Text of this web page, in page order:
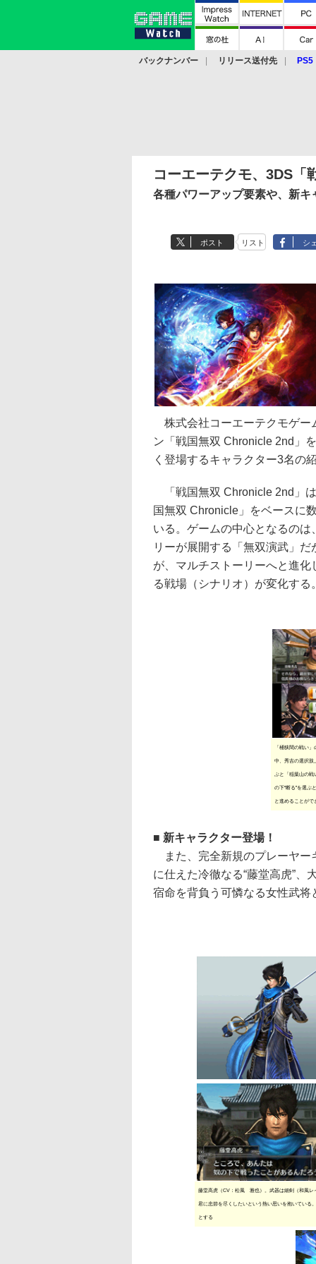
バックナンバー リリース送付先
PS5
コーエーテクモ、3DS
各種パワーアップ要素や、新キ
ポスト リスト シ
株式会社コーエーテクモゲー
ン「戦国無双 Chronicle 2nd」
く登場するキャラクター3名の
「戦国無双 Chronicle 2nd」
国無双 Chronicle」をベースに
いる。ゲームの中心となるのは
リーが展開する「無双演武」
が、マルチストーリーへと進
る戦場（シナリオ）が変化する
「桶狭間の戦い
中、秀吉の選択肢
ぶと「稲葉山の戦
の下“断る”を選ぶ
と進めることがで
■ 新キャラクター登場！
また、完全新規のプレーヤー
に仕えた冷徹なる“藤堂高虎”、
宿命を背負う可憐なる女性武将
藤堂高虎（CV：松風 雅也）。武器は細剣（和風レ
君に忠節を尽くしたいという熱い思いを抱いている
とする